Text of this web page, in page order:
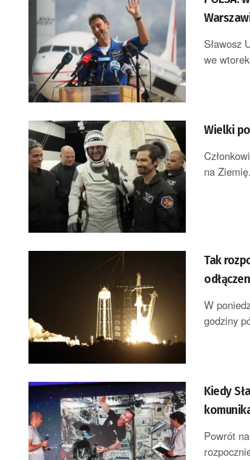
Sławosz
we
Wielki
na
Tak
W
godziny
Kiedy
Powrót